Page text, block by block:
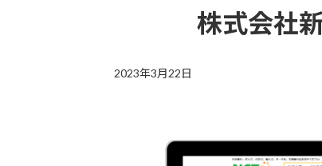
株式会社
2023年3月22日